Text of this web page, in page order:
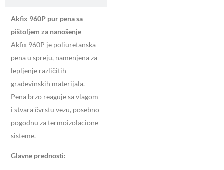
Akfix 960P pur pena sa
pištoljem za nanošenje
Akfix 960P je poliuretanska
pena u spreju, namenjena za
lepljenje različitih
građevinskih materijala.
Pena brzo reaguje sa vlagom
i stvara čvrstu vezu, posebno
pogodnu za termoizolacione
sisteme.
Glavne prednosti: